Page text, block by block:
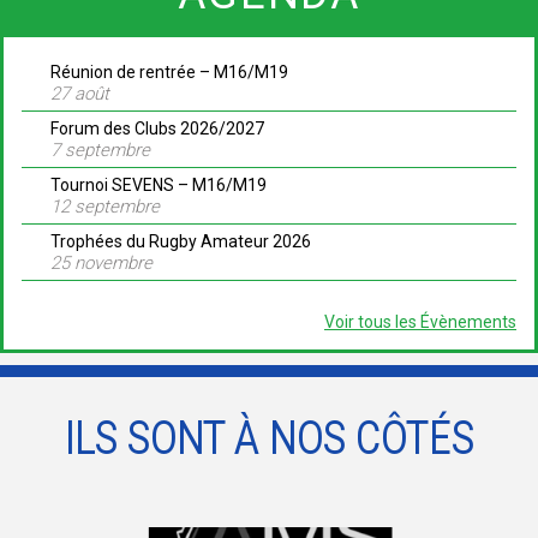
Réunion de rentrée – M16/M19
27 août
Forum des Clubs 2026/2027
7 septembre
Tournoi SEVENS – M16/M19
12 septembre
Trophées du Rugby Amateur 2026
25 novembre
Voir tous les Évènements
ILS SONT À NOS CÔTÉS